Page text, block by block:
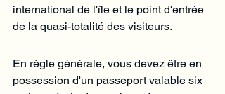
international de l'île et le point d'entrée
de la quasi-totalité des visiteurs.
En règle générale, vous devez être en
possession d'un passeport valable six